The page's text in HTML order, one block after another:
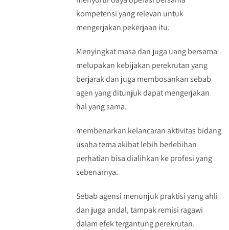
kompetensi yang relevan untuk
mengerjakan pekerjaan itu.
Menyingkat masa dan juga uang bersama
melupakan kebijakan perekrutan yang
berjarak dan juga membosankan sebab
agen yang ditunjuk dapat mengerjakan
hal yang sama.
membenarkan kelancaran aktivitas bidang
usaha tema akibat lebih berlebihan
perhatian bisa dialihkan ke profesi yang
sebenarnya.
Sebab agensi menunjuk praktisi yang ahli
dan juga andal, tampak remisi ragawi
dalam efek tergantung perekrutan.